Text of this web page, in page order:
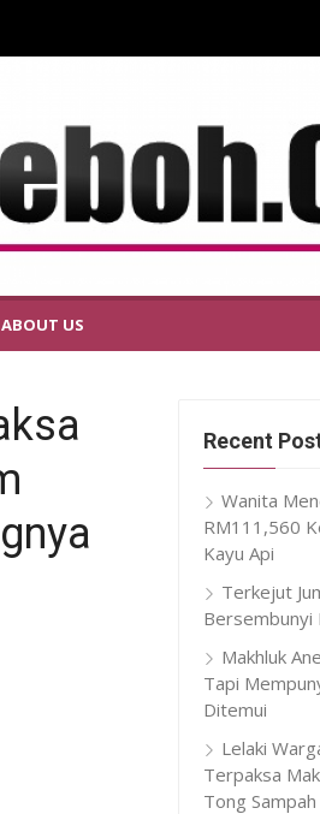
ABOUT US
Recent
Wanita
RM111,560
Kayu Api
Terkejut
Bersembunyi
Makhluk
Tapi
Ditemui
Lelaki
Terpaksa
Tong